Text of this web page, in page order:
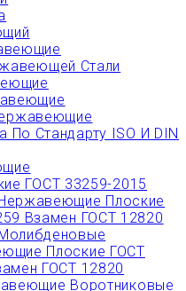
Стали
По Стандарту ISO И DIN
ГОСТ 33259-2015
Плоские
Взамен ГОСТ 12820
Плоские ГОСТ
ГОСТ 12820
Воротниковые